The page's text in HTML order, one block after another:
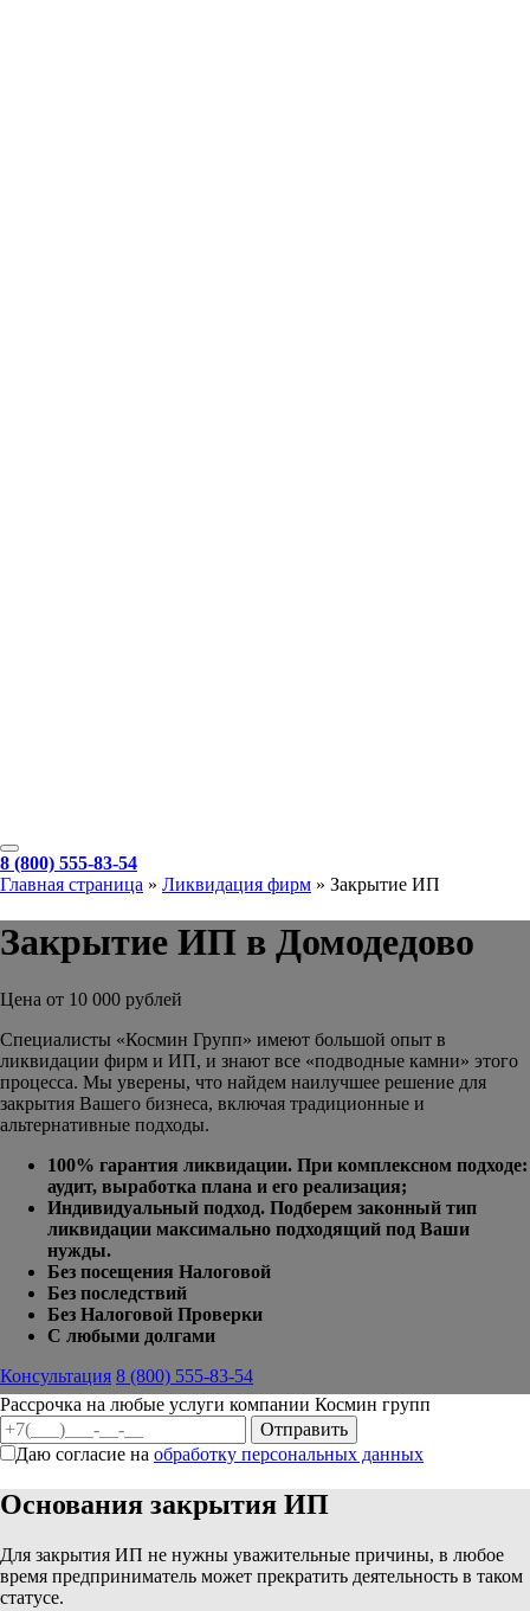
8 (800) 555-83-54
Главная страница » Ликвидация фирм » Закрытие ИП
Закрытие ИП в Домодедово
Цена от 10 000 рублей
Специалисты «Космин Групп» имеют большой опыт в
ликвидации фирм и ИП, и знают все «подводные камни» этого
процесса. Мы уверены, что найдем наилучшее решение для
закрытия Вашего бизнеса, включая традиционные и
альтернативные подходы.
100% гарантия ликвидации. При комплексном подходе:
аудит, выработка плана и его реализация;
Индивидуальный подход. Подберем законный тип
ликвидации максимально подходящий под Ваши
нужды.
Без посещения Налоговой
Без последствий
Без Налоговой Проверки
С любыми долгами
Консультация 8 (800) 555-83-54
Рассрочка на любые услуги компании Космин групп
Даю согласие на обработку персональных данных
Основания закрытия ИП
Для закрытия ИП не нужны уважительные причины, в любое
время предприниматель может прекратить деятельность в таком
статусе.